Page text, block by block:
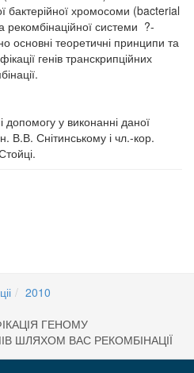
бактерійної хромосоми (bacterial
системи ?-
основні теоретичні принципи та
генів транскрипційних
у виконанні даної
В.В. Снітинському і чл.-кор.
Л. Л. ГНАТИШИНА1, О. Б.
В.О. ЧЕРНИШЕНКО
2010
ГЕНОМУ
ШЛЯХОМ ВАС РЕКОМБІНАЦІЇ